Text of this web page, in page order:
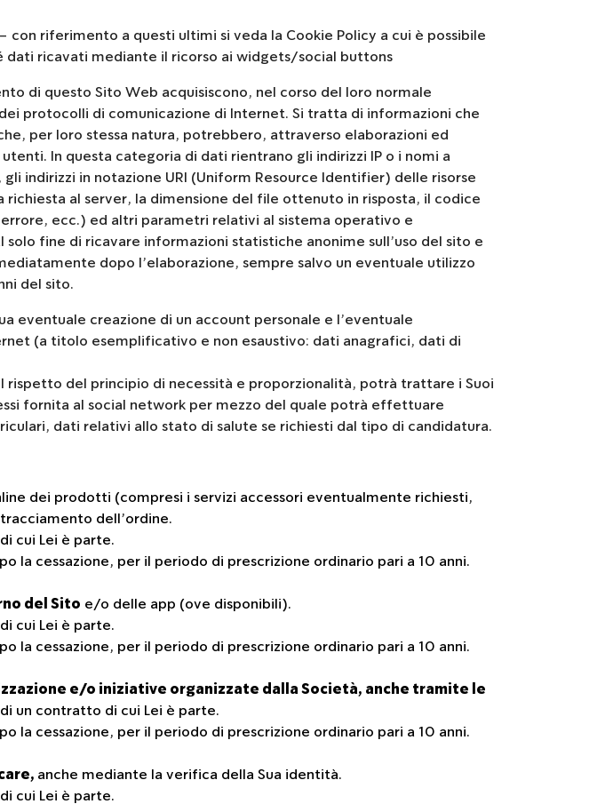
riferimento a questi ultimi si veda la Cookie Policy a cui è possibile
dati ricavati mediante il ricorso ai widgets/social buttons
di questo Sito Web acquisiscono, nel corso del loro normale
protocolli di comunicazione di Internet. Si tratta di informazioni che
per loro stessa natura, potrebbero, attraverso elaborazioni ed
In questa categoria di dati rientrano gli indirizzi IP o i nomi a
indirizzi in notazione URI (Uniform Resource Identifier) delle risorse
al server, la dimensione del file ottenuto in risposta, il codice
ecc.) ed altri parametri relativi al sistema operativo e
fine di ricavare informazioni statistiche anonime sull’uso del sito e
dopo l’elaborazione, sempre salvo un eventuale utilizzo
del sito.
creazione di un account personale e l’eventuale
(a titolo esemplificativo e non esaustivo: dati anagrafici, dati di
del principio di necessità e proporzionalità, potrà trattare i Suoi
fornita al social network per mezzo del quale potrà effettuare
dati relativi allo stato di salute se richiesti dal tipo di candidatura.
dei prodotti (compresi i servizi accessori eventualmente richiesti,
dell’ordine.
cui Lei è parte.
la cessazione, per il periodo di prescrizione ordinario pari a 10 anni.
del Sito e/o delle app (ove disponibili).
cui Lei è parte.
la cessazione, per il periodo di prescrizione ordinario pari a 10 anni.
e/o iniziative organizzate dalla Società, anche tramite le
di un contratto di cui Lei è parte.
la cessazione, per il periodo di prescrizione ordinario pari a 10 anni.
anche mediante la verifica della Sua identità.
cui Lei è parte.